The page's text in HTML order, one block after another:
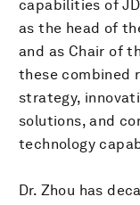
capabilities of
as the head of
and as Chair of
these combined
strategy,
solutions, and
technology
Dr. Zhou has